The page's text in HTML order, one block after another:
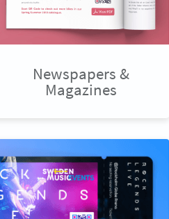
Newspapers &
Magazines